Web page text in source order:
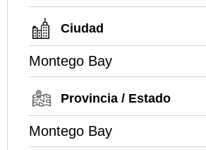
Ciudad
Montego Bay
Provincia / Estado
Montego Bay